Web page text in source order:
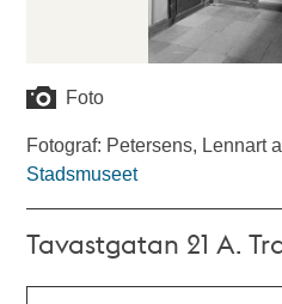
Foto
Fotograf: Petersens, Lennart
Stadsmuseet
Tavastgatan 21 A.